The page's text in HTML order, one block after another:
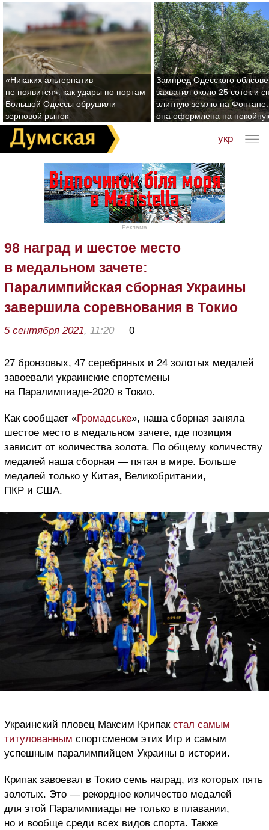
«Никаких альтернатив
не появится»: как удары по портам
Большой Одессы обрушили
зерновой рынок
Зампред Одесского
захватил около 25 соток и
элитную землю на Фонтане:
она оформлена на
укр
Реклама
98 наград и шестое место
в медальном зачете:
Паралимпийская сборная Украины
завершила соревнования в Токио
5 сентября 2021, 11:20 0
27 бронзовых, 47 серебряных и 24 золотых медалей
завоевали украинские спортсмены
на Паралимпиаде-2020 в Токио.
Как сообщает «Громадське», наша сборная заняла
шестое место в медальном зачете, где позиция
зависит от количества золота. По общему количеству
медалей наша сборная — пятая в мире. Больше
медалей только у Китая, Великобритании,
ПКР и США.
Украинский пловец Максим Крипак стал самым
титулованным спортсменом этих Игр и самым
успешным паралимпийцем Украины в истории.
Крипак завоевал в Токио семь наград, из которых пять
золотых. Это — рекордное количество медалей
для этой Паралимпиады не только в плавании,
но и вообще среди всех видов спорта. Также